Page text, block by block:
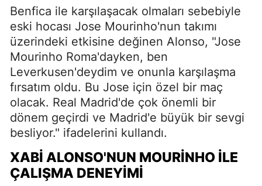
Benfica ile karşılaşacak olmaları sebebiyle
eski hocası Jose Mourinho'nun takımı
üzerindeki etkisine değinen Alonso, "Jose
Mourinho Roma'dayken, ben
Leverkusen'deydim ve onunla karşılaşma
fırsatım oldu. Bu Jose için özel bir maç
olacak. Real Madrid'de çok önemli bir
dönem geçirdi ve Madrid'e büyük bir sevgi
besliyor." ifadelerini kullandı.
XABI ALONSO'NUN MOURINHO İLE
ÇALIŞMA DENEYIMI